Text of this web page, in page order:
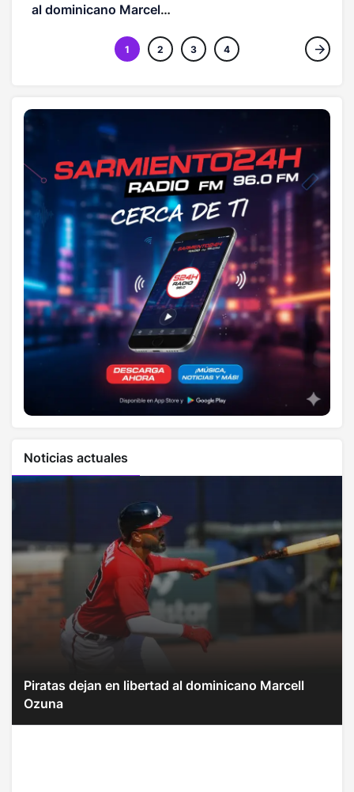
al dominicano Marcell
1 2 3 4
Noticias actuales
Piratas dejan en libertad al dominicano Marcell
Ozuna